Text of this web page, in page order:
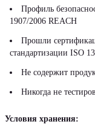
Профиль
1907/2006 REACH
Прошли
стандартизации ISO
Не содержит
Никогда не
Условия хранения: